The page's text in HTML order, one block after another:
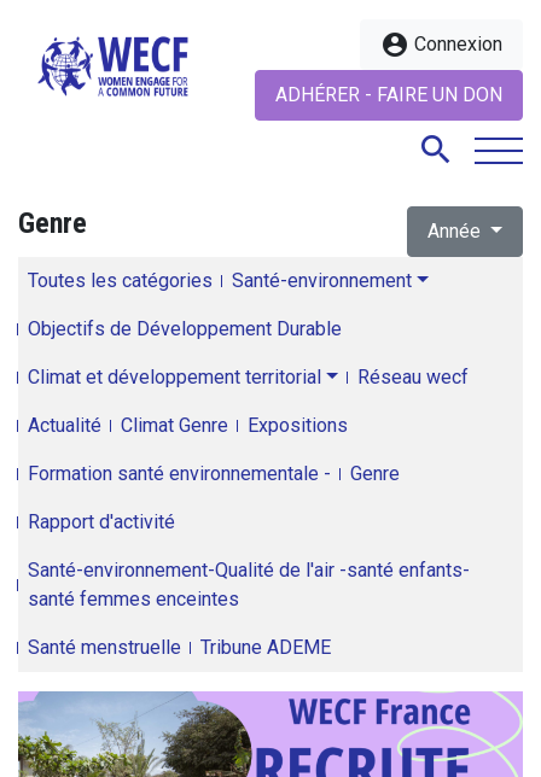
account_circle Connexion
ADHÉRER - FAIRE UN DON
search
Genre Année
Toutes les catégories Santé-environnement
Objectifs de Développement Durable
Climat et développement territorial Réseau wecf
Actualité Climat Genre Expositions
Formation santé environnementale - Genre
Rapport d'activité
Santé-environnement-Qualité de l'air -santé enfants-
santé femmes enceintes
Santé menstruelle Tribune ADEME